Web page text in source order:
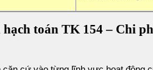
hạch toán TK 154 – Chi